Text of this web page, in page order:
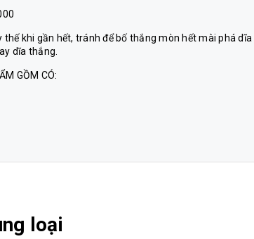
thế khi gần hết, tránh để bố thắng mòn hết mài phá
dĩa thắng.
GỒM CÓ:
loại